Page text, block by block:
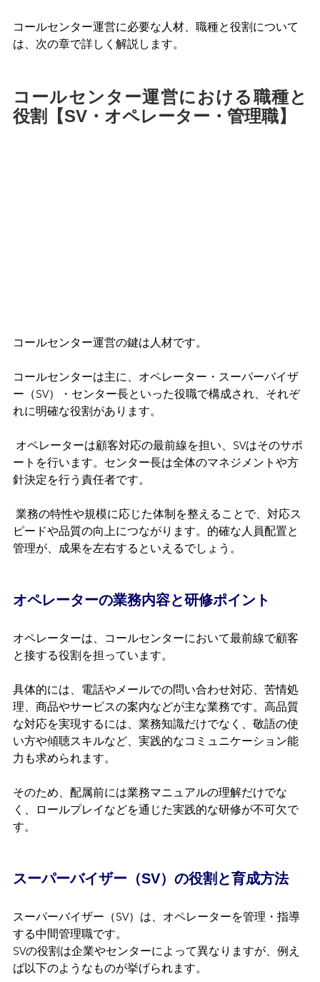
コールセンター運営に必要な人材、職種と役割について
は、次の章で詳しく解説します。
コールセンター運営における職種と
役割【SV・オペレーター・管理職】
コールセンター運営の鍵は人材です。
コールセンターは主に、オペレーター・スーパーバイザ
ー（SV）・センター長といった役職で構成され、それぞ
れに明確な役割があります。
オペレーターは顧客対応の最前線を担い、SVはそのサポ
ートを行います。センター長は全体のマネジメントや方
針決定を行う責任者です。
業務の特性や規模に応じた体制を整えることで、対応ス
ピードや品質の向上につながります。的確な人員配置と
管理が、成果を左右するといえるでしょう。
オペレーターの業務内容と研修ポイント
オペレーターは、コールセンターにおいて最前線で顧客
と接する役割を担っています。
具体的には、電話やメールでの問い合わせ対応、苦情処
理、商品やサービスの案内などが主な業務です。高品質
な対応を実現するには、業務知識だけでなく、敬語の使
い方や傾聴スキルなど、実践的なコミュニケーション能
力も求められます。
そのため、配属前には業務マニュアルの理解だけでな
く、ロールプレイなどを通じた実践的な研修が不可欠で
す。
スーパーバイザー（SV）の役割と育成方法
スーパーバイザー（SV）は、オペレーターを管理・指導
する中間管理職です。
SVの役割は企業やセンターによって異なりますが、例え
ば以下のようなものが挙げられます。